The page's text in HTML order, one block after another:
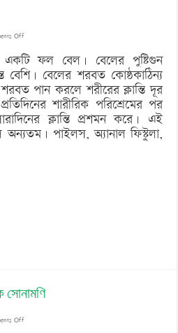
Offon
বেলের
পুষ্টি
গুন
একটি ফল বেল। বেলের পুষ্টিগুন
বেশি। বেলের শরবত কোষ্ঠকাঠিন্য
পান করলে শরীরের ক্লান্তি দূর
শারীরিক পরিশ্রেমের পর
ক্লান্তি প্রশমন করে। এই
পাইলস, অ্যানাল ফিস্টুলা,
সোনামণি
Offon